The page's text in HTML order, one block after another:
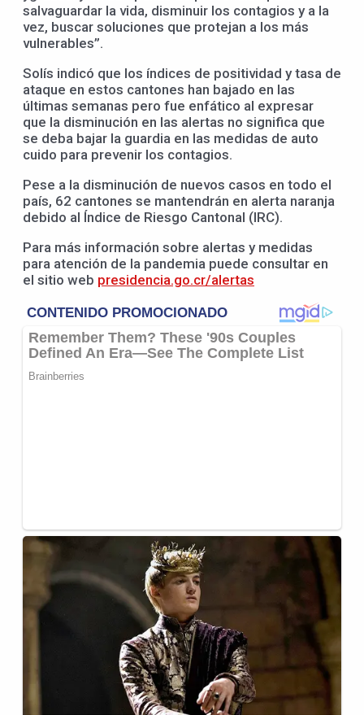
salvaguardar la vida, disminuir los contagios y a la
vez, buscar soluciones que protejan a los más
vulnerables”.
Solís indicó que los índices de positividad y tasa de
ataque en estos cantones han bajado en las
últimas semanas pero fue enfático al expresar
que la disminución en las alertas no significa que
se deba bajar la guardia en las medidas de auto
cuido para prevenir los contagios.
Pese a la disminución de nuevos casos en todo el
país, 62 cantones se mantendrán en alerta naranja
debido al Índice de Riesgo Cantonal (IRC).
Para más información sobre alertas y medidas
para atención de la pandemia puede consultar en
el sitio web presidencia.go.cr/alertas